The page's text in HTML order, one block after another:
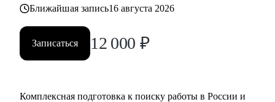
• помогаю всем со входом в IT и геймдев по РФ и
Ближайшая запись16 августа 2026
Записаться 12 000 ₽
Комплексная подготовка к поиску работы в России и